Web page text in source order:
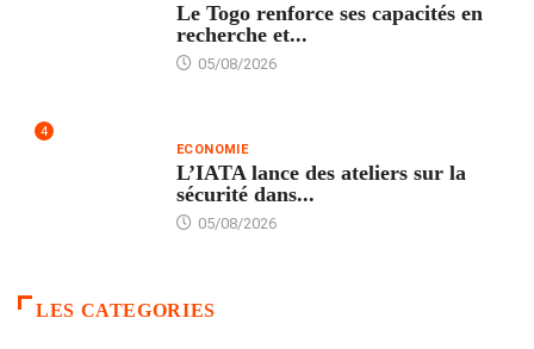
Le Togo renforce ses capacités en
recherche et...
05/08/2026
4
ECONOMIE
L’IATA lance des ateliers sur la
sécurité dans...
05/08/2026
LES CATEGORIES